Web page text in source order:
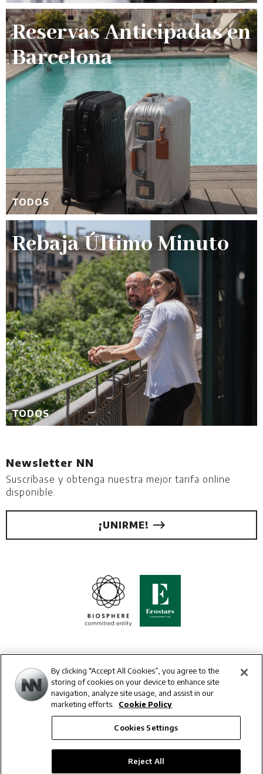
Reservas Anticipadas en
Barcelona
TODOS
Rebaja Último Minuto
TODOS
Newsletter NN
Suscríbase y obtenga nuestra mejor tarifa online
disponible.
¡UNIRME!
Política de Privacidad | Cookies
By clicking “Accept All Cookies”, you agree to the
storing of cookies on your device to enhance site
navigation, analyze site usage, and assist in our
marketing efforts.
Cookie Policy
Cookies Settings
Reject All